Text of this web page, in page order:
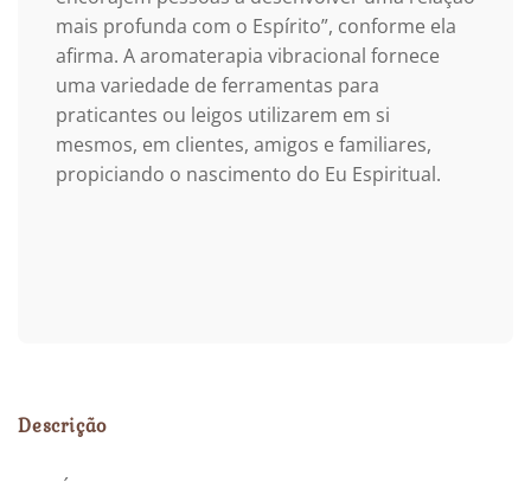
mais profunda com o Espírito”, conforme ela
afirma. A aromaterapia vibracional fornece
uma variedade de ferramentas para
praticantes ou leigos utilizarem em si
mesmos, em clientes, amigos e familiares,
propiciando o nascimento do Eu Espiritual.
Descrição